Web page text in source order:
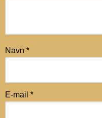
Navn *
E-mail *